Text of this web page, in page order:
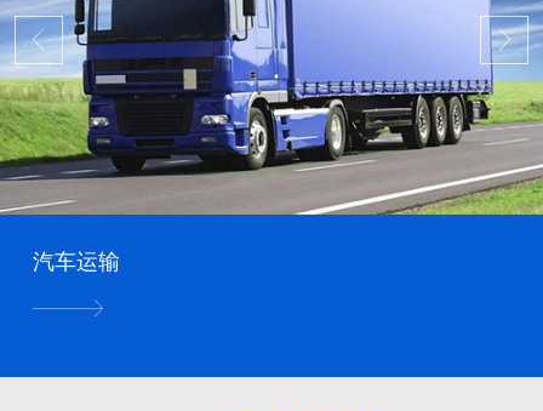
汽车运输